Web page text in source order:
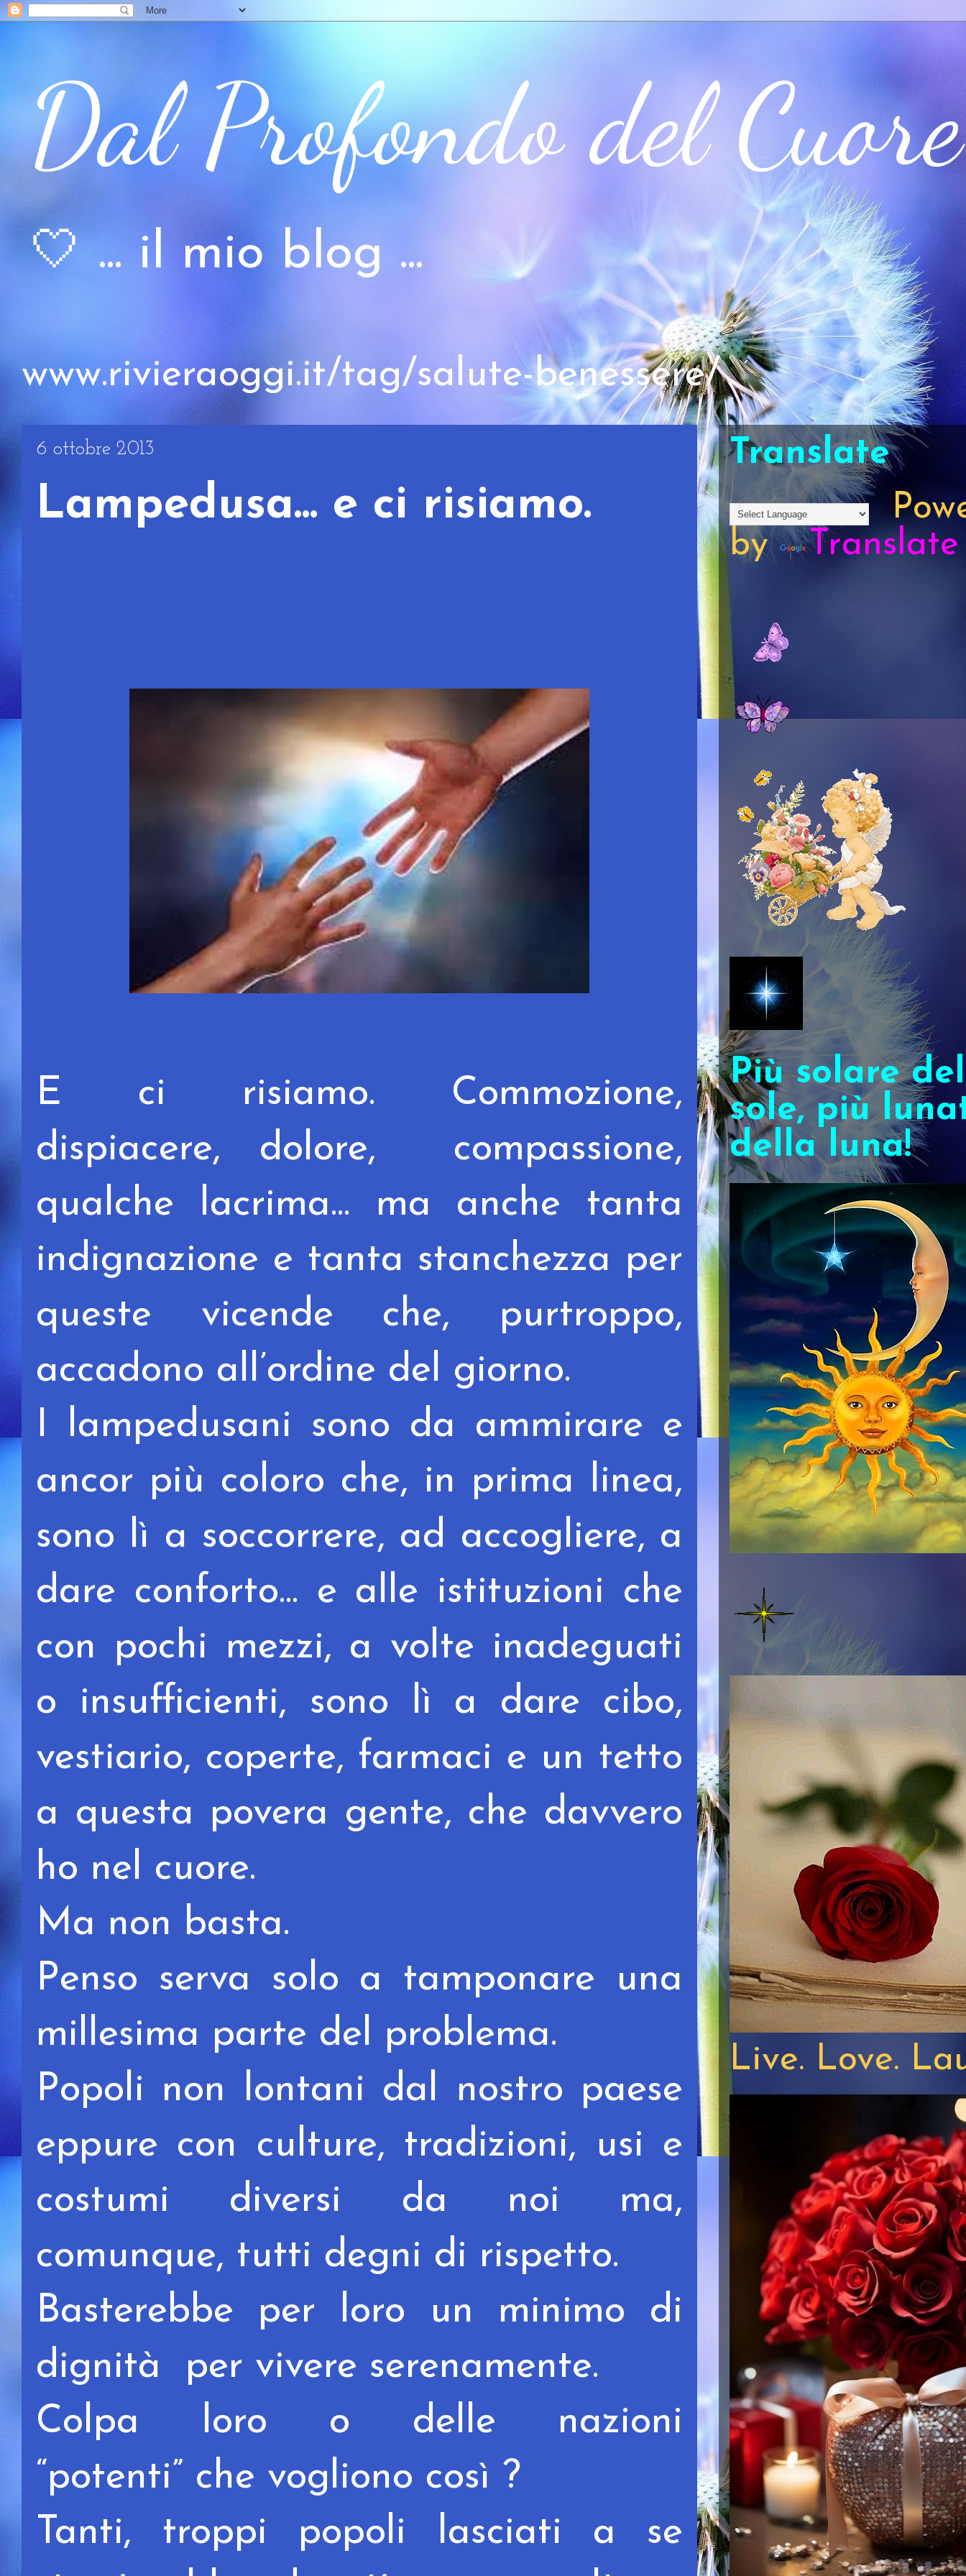
Dal Profondo del Cuore
🤍 ... il mio blog ...
www.rivieraoggi.it/tag/salute-benessere/
6 ottobre 2013
Lampedusa... e ci risiamo.
E ci risiamo. Commozione,
dispiacere, dolore, compassione,
qualche lacrima... ma anche tanta
indignazione e tanta stanchezza per
queste vicende che, purtroppo,
accadono all’ordine del giorno.
I lampedusani sono da ammirare e
ancor più coloro che, in prima linea,
sono lì a soccorrere, ad accogliere, a
dare conforto... e alle istituzioni che
con pochi mezzi, a volte inadeguati
o insufficienti, sono lì a dare cibo,
vestiario, coperte, farmaci e un tetto
a questa povera gente, che davvero
ho nel cuore.
Ma non basta.
Penso serva solo a tamponare una
millesima parte del problema.
Popoli non lontani dal nostro paese
eppure con culture, tradizioni, usi e
costumi diversi da noi ma,
comunque, tutti degni di rispetto.
Basterebbe per loro un minimo di
dignità per vivere serenamente.
Colpa loro o delle nazioni
“potenti” che vogliono così ?
Tanti, troppi popoli lasciati a se
Translate
by
Translate
Più solare del
sole, più
della luna!
Live. Love.